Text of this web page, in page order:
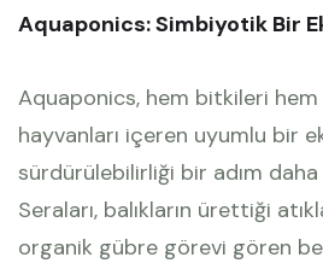
Aquaponics: Simbiyotik Bir
Aquaponics, hem bitkileri
hayvanları içeren uyumlu bir
sürdürülebilirliği bir adım
Seraları, balıkların ürettiği
organik gübre görevi gören